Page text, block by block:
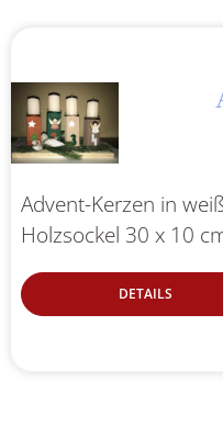
Advent-Kerzen in
Holzsockel 30 x 10
DETAILS